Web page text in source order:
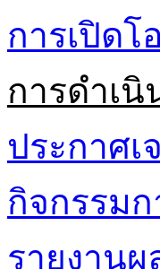
การเปิดโ
การดำเ
ประกาศ
กิจกรรม
รายงานผ